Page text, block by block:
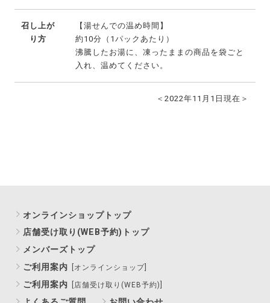
召し上が
り方
【湯せんでの温め時間】
約10分（1パックあたり）
沸騰したお湯に、凍ったままの商品を袋ごと
入れ、温めてください。
＜2022年11月1日現在＞
オンラインショップトップ
店舗受け取り(WEB予約)トップ
メンバーズトップ
ご利用案内
[オンラインショップ]
ご利用案内 [店舗受け取り(WEB予約)]